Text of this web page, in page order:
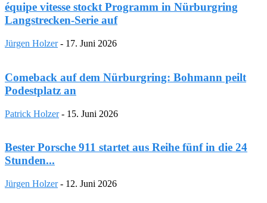
équipe vitesse stockt Programm in Nürburgring
Langstrecken-Serie auf
Jürgen Holzer - 17. Juni 2026
Comeback auf dem Nürburgring: Bohmann peilt
Podestplatz an
Patrick Holzer - 15. Juni 2026
Bester Porsche 911 startet aus Reihe fünf in die 24
Stunden...
Jürgen Holzer - 12. Juni 2026